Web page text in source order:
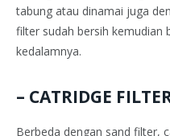
tabung atau dinamai juga
filter sudah bersih kemudian
kedalamnya.
– CATRIDGE
Berbeda dengan sand filter,